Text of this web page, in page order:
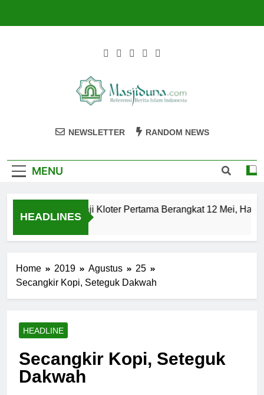
Masjiduna
NEWSLETTER RANDOM NEWS
MENU
HEADLINES
Calon Jemaah Haji Kloter Pertama Berangkat 12 Mei, Hati-
Home 2019 Agustus
25
Secangkir Kopi, Seteguk Dakwah
HEADLINE
Secangkir Kopi, Seteguk
Dakwah